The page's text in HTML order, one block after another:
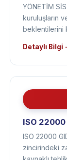
» ISO/IEC
YÖNETİM
kuruluşların
beklentilerini
ISO 22000
ISO 22000